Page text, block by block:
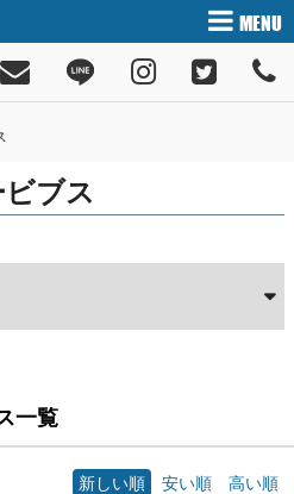
MENU
ブス
一覧
新しい順 安い順
高い順